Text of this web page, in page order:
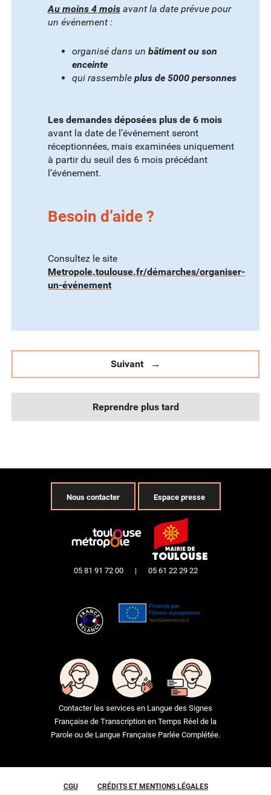
Au moins 4 mois avant la date prévue pour
un événement :
organisé dans unbâtiment ou son
enceinte
qui rassembleplus de 5000 personnes
Les demandes déposées plus de 6 mois
avant la date de l’événement seront
réceptionnées, mais examinées uniquement
à partir du seuil des 6 mois précédant
l’événement.
Besoin d’aide ?
Consultez le site
Metropole.toulouse.fr/démarches/organiser-
un-événement
Suivant
Reprendre plus tard
Nous contacter Espace presse
05 81 91 72 00 | 05 61 22 29 22
Contacter les services en Langue des Signes
Française de Transcription en Temps Réel de la
Parole ou de Langue Française Parlée Complétée.
CGU CRÉDITS ET MENTIONS LÉGALES